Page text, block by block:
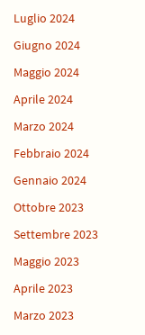
Luglio 2024
Giugno 2024
Maggio 2024
Aprile 2024
Marzo 2024
Febbraio 2024
Gennaio 2024
Ottobre 2023
Settembre 2023
Maggio 2023
Aprile 2023
Marzo 2023